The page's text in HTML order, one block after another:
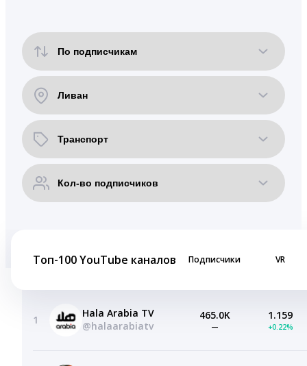
Топ-100 YouTube каналов Подписчики VR
1
Hala Arabia TV
@halaarabiatv
465.0K
—
1.159
+0.22%